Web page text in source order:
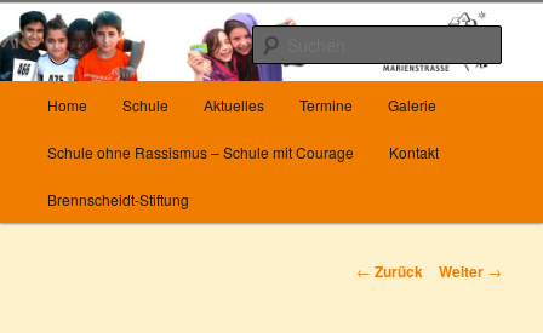
Zum
Inhalt
wechseln
Die Grundschule Marienstrasse in
Wuppertal
Herzlich Willkommen auf unserer Homepage
Home Schule Aktuelles Termine Galerie
Schule ohne Rassismus – Schule mit Courage Kontakt
Brennscheidt-Stiftung
Beitrags-
← Zurück Weiter →